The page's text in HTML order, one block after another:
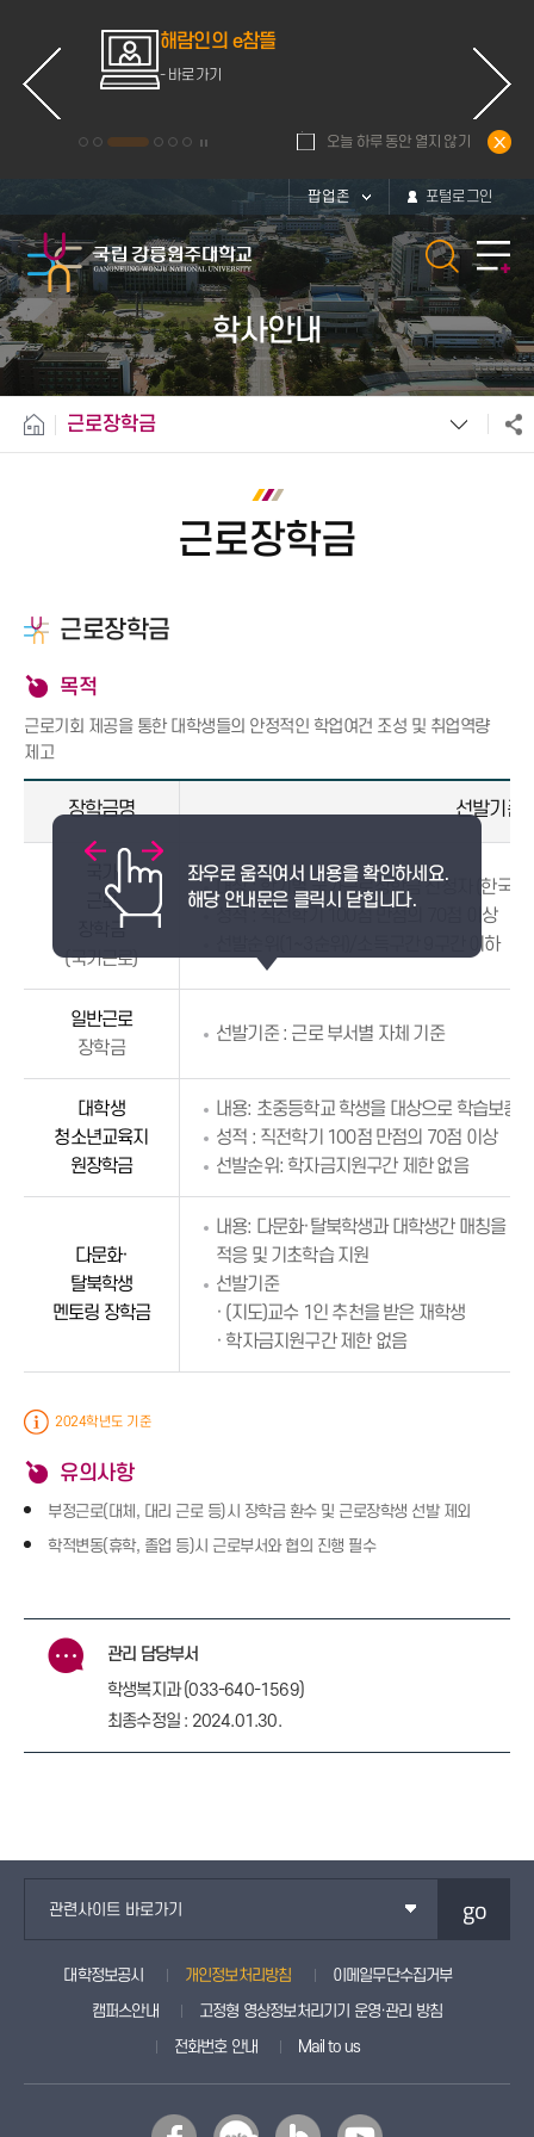
해람인의 e참뜰
- 바로가기
오늘 하루 동안 열지 않기
팝업존 포털로그인
학사안내
근로장학금
근로장학금
근로장학금
목적
근로기회 제공을 통한 대학생들의 안정적인 학업여건 조성 및 취업역량
제고
장학금명 선발기준
국가
근로
장학금
(국가근로)
대상 : 학기별 국가근로장학금 신청자 (한국장
성적 : 직전학기 100점 만점의 70점 이상
선발순위(1~3순위)/소득구간 9구간 이하
일반근로
장학금
선발기준 : 근로 부서별 자체 기준
대학생
청소년교육지
원장학금
내용: 초중등학교 학생을 대상으로 학습보충,
성적 : 직전학기 100점 만점의 70점 이상
선발순위: 학자금지원구간 제한 없음
다문화·
탈북학생
멘토링 장학금
내용: 다문화·탈북학생과 대학생간 매칭을
적응 및 기초학습 지원
선발기준
· (지도)교수 1인 추천을 받은 재학생
· 학자금지원구간 제한 없음
2024학년도 기준
유의사항
부정근로(대체, 대리 근로 등)시 장학금 환수 및 근로장학생 선발 제외
학적변동(휴학, 졸업 등)시 근로부서와 협의 진행 필수
관리 담당부서
학생복지과 (033-640-1569)
최종수정일 : 2024.01.30.
관련사이트 바로가기 go
대학정보공시 개인정보처리방침
이메일무단수집거부
캠퍼스안내
고정형 영상정보처리기기 운영·관리 방침
전화번호 안내
Mail to us